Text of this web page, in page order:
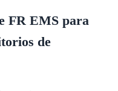
FR EMS para
de